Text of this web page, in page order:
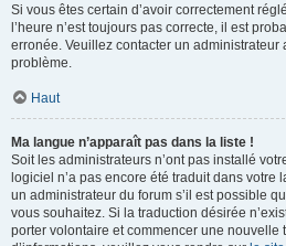
Si vous êtes certain d’avoir correctement
l’heure n’est toujours pas correcte, il est
erronée. Veuillez contacter un administrateur
problème.
Haut
Ma langue n’apparaît pas dans la liste !
Soit les administrateurs n’ont pas installé
logiciel n’a pas encore été traduit dans
un administrateur du forum s’il est possible
vous souhaitez. Si la traduction désirée
porter volontaire et commencer une nouvelle